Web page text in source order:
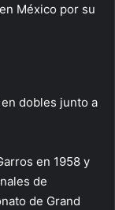
México por su
dobles junto a
en 1958 y
de
de Grand